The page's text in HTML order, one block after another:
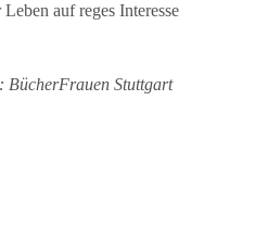
auf reges Interesse
BücherFrauen Stuttgart